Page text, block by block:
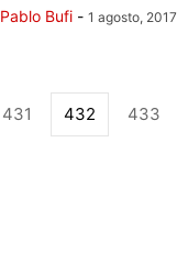
Pablo Bufi - 1 agosto, 2017
431 432 433